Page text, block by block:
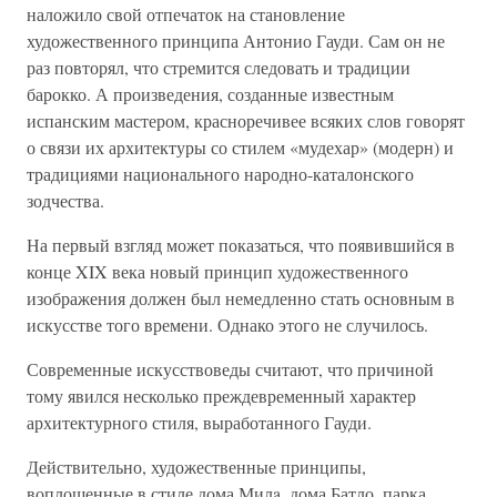
наложило свой отпечаток на становление
художественного принципа Антонио Гауди. Сам он не
раз повторял, что стремится следовать и традиции
барокко. А произведения, созданные известным
испанским мастером, красноречивее всяких слов говорят
о связи их архитектуры со стилем «мудехар» (модерн) и
традициями национального народно-каталонского
зодчества.
На первый взгляд может показаться, что появившийся в
конце XIX века новый принцип художественного
изображения должен был немедленно стать основным в
искусстве того времени. Однако этого не случилось.
Современные искусствоведы считают, что причиной
тому явился несколько преждевременный характер
архитектурного стиля, выработанного Гауди.
Действительно, художественные принципы,